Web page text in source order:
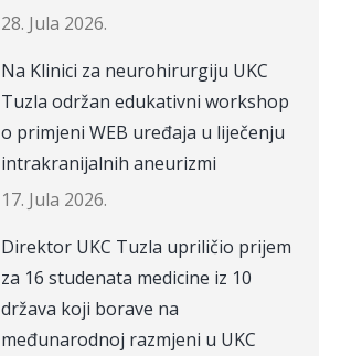
28. Jula 2026.
Na Klinici za neurohirurgiju UKC
Tuzla održan edukativni workshop
o primjeni WEB uređaja u liječenju
intrakranijalnih aneurizmi
17. Jula 2026.
Direktor UKC Tuzla upriličio prijem
za 16 studenata medicine iz 10
država koji borave na
međunarodnoj razmjeni u UKC